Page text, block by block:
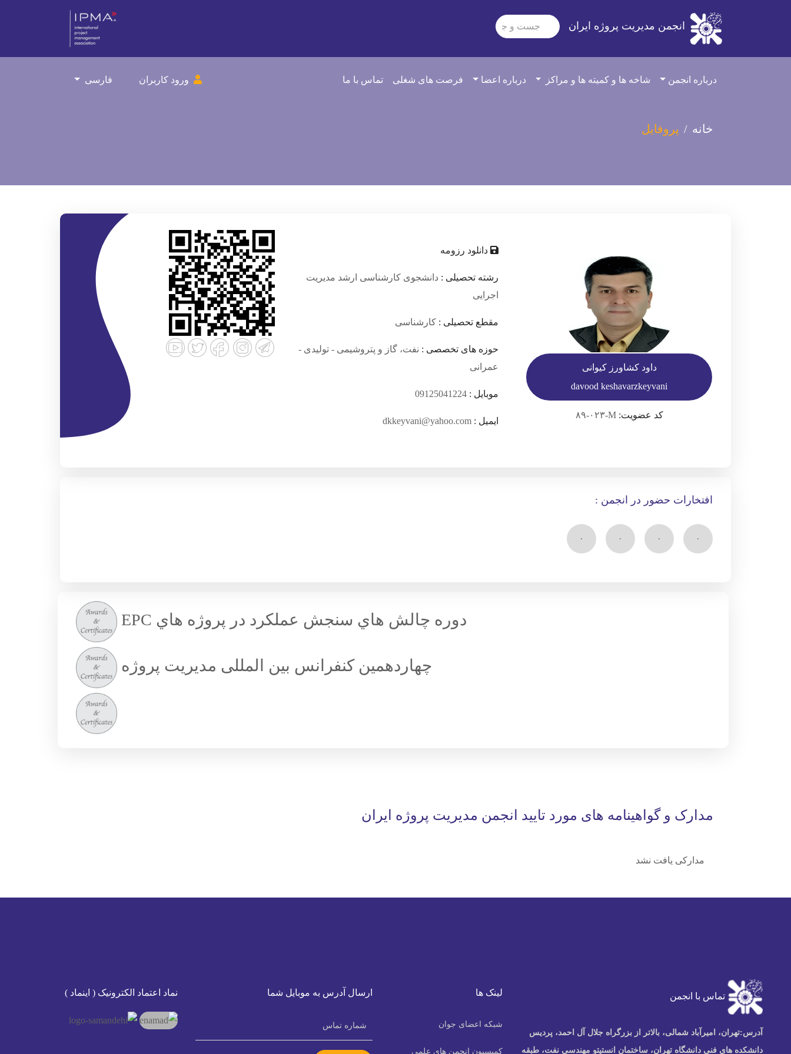
انجمن مدیریت پروژه ایران
ورود کاربران فارسی درباره انجمن شاخه ها و کمیته ها و مراکز درباره اعضا فرصت های شغلی تماس با ما
خانه پروفایل
داود کشاورز کیوانی
davood keshavarzkeyvani
کد عضویت:۸۹-۰۲۳-M
دانلود رزومه
رشته تحصیلی : دانشجوی کارشناسی ارشد مدیریت
اجرایی
مقطع تحصیلی : کارشناسی
حوزه های تخصصی : نفت، گاز و پتروشیمی - تولیدی -
عمرانی
موبایل : 09125041224
ایمیل : dkkeyvani@yahoo.com
افتخارات حضور در انجمن :
۰ ۰ ۰ ۰
دوره چالش هاي سنجش عملكرد در پروژه هاي EPC
چهاردهمین کنفرانس بین المللی مدیریت پروژه
مدارک و گواهینامه های مورد تایید انجمن مدیریت پروژه ایران
مدارکی یافت نشد
تماس با انجمن
آدرس:تهران، امیرآباد شمالی، بالاتر از بزرگراه جلال آل احمد، پردیس
دانشکده های فنی دانشگاه تهران، ساختمان انستیتو مهندسی نفت، طبقه
لینک ها
شبکه اعضای جوان
كميسيون انجمن هاي علمي
ارسال آدرس به موبایل شما نماد اعتماد الکترونیک ( اینماد )